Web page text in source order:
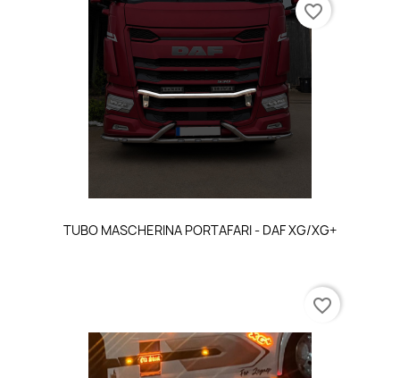
TUBO MASCHERINA PORTAFARI - DAF XG/XG+
favorite_border
favorite_border